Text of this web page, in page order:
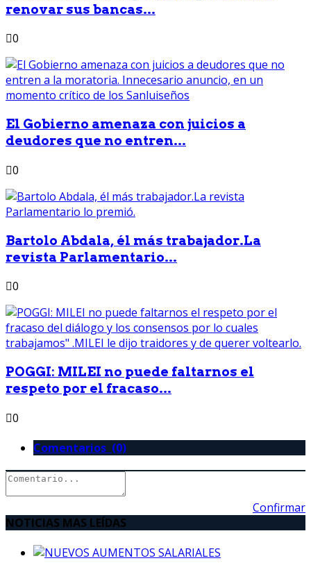
renovar sus bancas...
0
El Gobierno amenaza con juicios a
deudores que no entren...
0
Bartolo Abdala, él más trabajador.La
revista Parlamentario...
0
POGGI: MILEI no puede faltarnos el
respeto por el fracaso...
0
Comentarios (0)
Confirmar
NOTICIAS MAS LEÍDAS